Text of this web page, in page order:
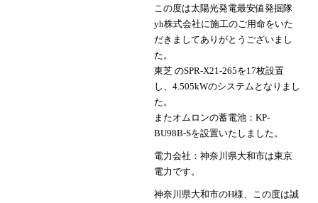
この度は太陽光発電最安値発掘隊
yh株式会社に施工のご用命をいた
だきましてありがとうございまし
た。
東芝 のSPR-X21-265を17枚設置
し、4.505kWのシステムとなりまし
た。
またオムロンの蓄電池：KP-
BU98B-Sを設置いたしました。
電力会社：神奈川県大和市は東京
電力です。
神奈川県大和市のH様、この度は誠